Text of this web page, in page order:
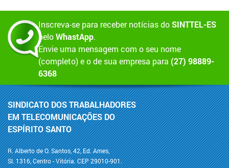
Inscreva-se para receber notícias doSINTTEL-ES
peloWhastApp.
Envie uma mensagem com o seu nome
(completo) e o de sua empresa para (27) 98889-
6368
SINDICATO DOS TRABALHADORES
EM TELECOMUNICAÇÕES DO
ESPÍRITO SANTO
R. Alberto de O. Santos, 42, Ed. Ames,
Sl. 1316, Centro - Vitória. CEP 29010-901.